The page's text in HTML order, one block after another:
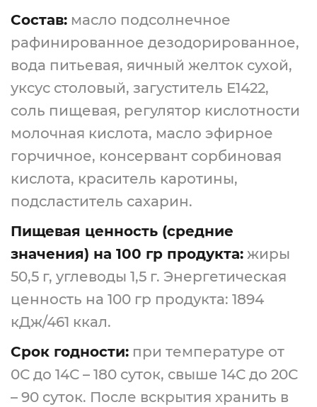
Состав: масло подсолнечное
рафинированное дезодорированное,
вода питьевая, яичный желток сухой,
уксус столовый, загуститель Е1422,
соль пищевая, регулятор кислотности
молочная кислота, масло эфирное
горчичное, консервант сорбиновая
кислота, краситель каротины,
подсластитель сахарин.
Пищевая ценность (средние
значения) на 100 гр продукта: жиры
50,5 г, углеводы 1,5 г. Энергетическая
ценность на 100 гр продукта: 1894
кДж/461 ккал.
Срок годности: при температуре от
0С до 14С – 180 суток, свыше 14С до 20С
– 90 суток. После вскрытия хранить в